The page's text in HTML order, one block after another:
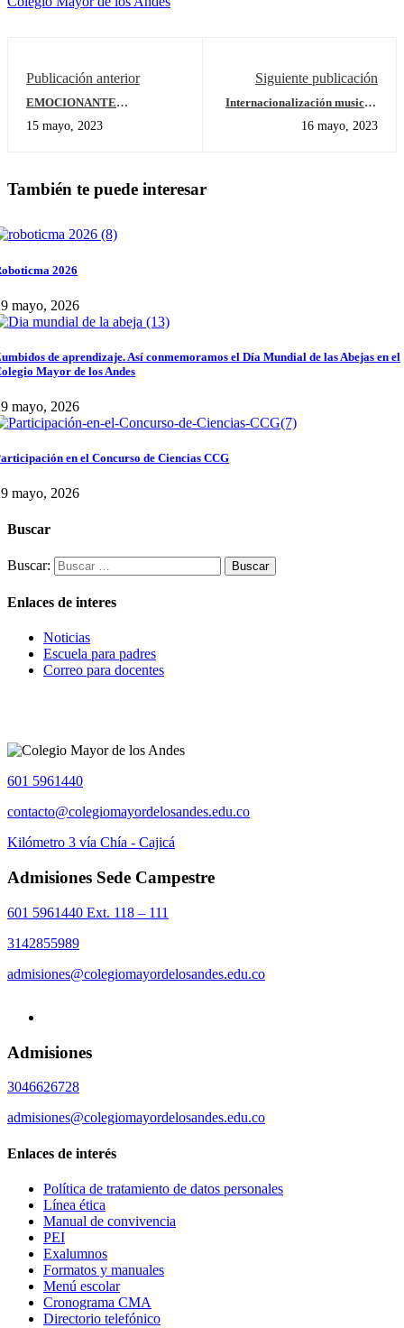
Publicación anterior
EMOCIONANTE
DANZAS DEL CMA EN EL
15 mayo, 2023
Siguiente publicación
Internacionalización musical:
para televisión?
16 mayo, 2023
También te puede interesar
2026
mayo, 2026
de aprendizaje. Así conmemoramos el Día Mundial de las Abejas en el
Mayor de los Andes
mayo, 2026
en el Concurso de Ciencias CCG
mayo, 2026
Buscar
Buscar:
Enlaces de interes
Noticias
Escuela para padres
Correo para docentes
601 5961440
contacto@colegiomayordelosandes.edu.co
Kilómetro 3 vía Chía - Cajicá
Admisiones Sede Campestre
601 5961440 Ext. 118 – 111
3142855989
admisiones@colegiomayordelosandes.edu.co
Admisiones
3046626728
admisiones@colegiomayordelosandes.edu.co
Enlaces de interés
Política de tratamiento de datos personales
Línea ética
Manual de convivencia
PEI
Exalumnos
Formatos y manuales
Menú escolar
Cronograma CMA
Directorio telefónico